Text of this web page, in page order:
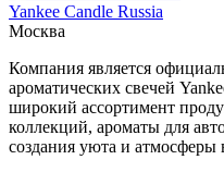
Yankee Candle Russia
Москва
Компания является
ароматических свечей
широкий ассортимент
коллекций, ароматы для
создания уюта и атмосферы